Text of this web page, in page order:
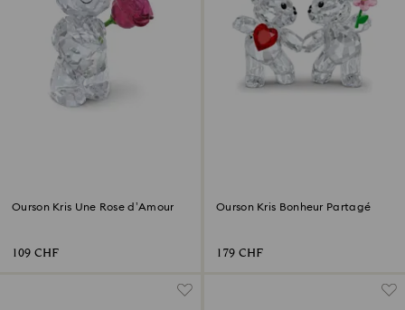
Ourson Kris Une Rose d’Amour
109 CHF
Ourson Kris Bonheur Partagé
179 CHF